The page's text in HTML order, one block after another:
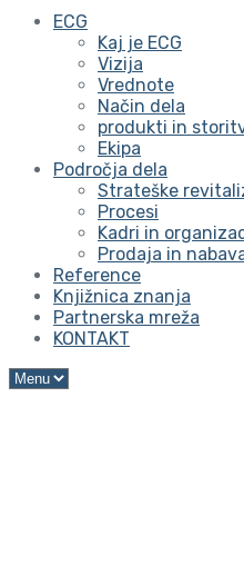
ECG
Kaj je ECG
Vizija
Vrednote
Način dela
produkti in
Ekipa
Področja dela
Strateške
Procesi
Kadri in
Prodaja in
Reference
Knjižnica znanja
Partnerska mreža
KONTAKT